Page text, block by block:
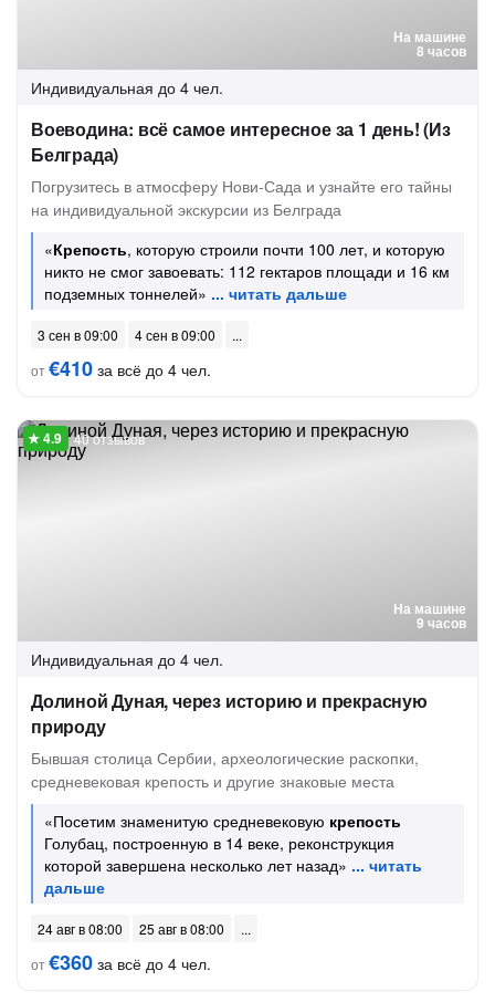
На машине
8 часов
Индивидуальная до 4 чел.
Воеводина: всё самое интересное за 1 день! (Из
Белграда)
Погрузитесь в атмосферу Нови-Сада и узнайте его тайны
на индивидуальной экскурсии из Белграда
«Крепость, которую строили почти 100 лет, и которую
никто не смог завоевать: 112 гектаров площади и 16 км
подземных тоннелей»
3 сен в 09:00
4 сен в 09:00
от€410 за всё до 4 чел.
На машине
9 часов
40 отзывов
Индивидуальная до 4 чел.
Долиной Дуная, через историю и прекрасную
природу
Бывшая столица Сербии, археологические раскопки,
средневековая крепость и другие знаковые места
«Посетим знаменитую средневековую крепость
Голубац, построенную в 14 веке, реконструкция
которой завершена несколько лет назад»
24 авг в 08:00
25 авг в 08:00
от€360 за всё до 4 чел.